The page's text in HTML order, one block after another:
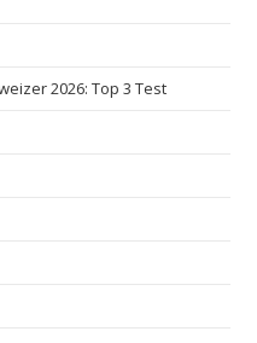
2026: Top 3 Test